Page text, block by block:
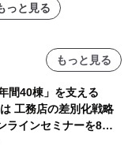
っと見る
もっと見る
間40棟」を支える
工務店の差別化戦略
ラインセミナーを8月